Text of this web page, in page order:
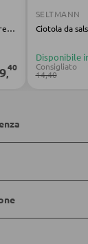
bambini
JUNIOR
e junior
Ciotola da salsa Sento Home Pure Colors porcellana gialla
9,40
SELTMANN
Disponibile
Consigliato
14,40